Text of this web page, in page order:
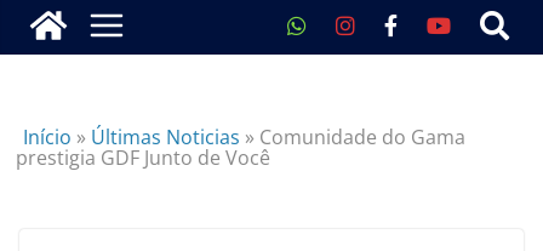
Início » Últimas Noticias » Comunidade do Gama
prestigia GDF Junto de Você